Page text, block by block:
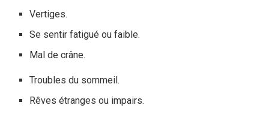
Vertiges.
Se sentir fatigué ou faible.
Mal de crâne.
Troubles du sommeil.
Rêves étranges ou impairs.